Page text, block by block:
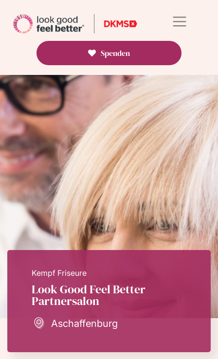
Spenden
Kempf Friseure
Look Good Feel Better
Partnersalon
Aschaffenburg